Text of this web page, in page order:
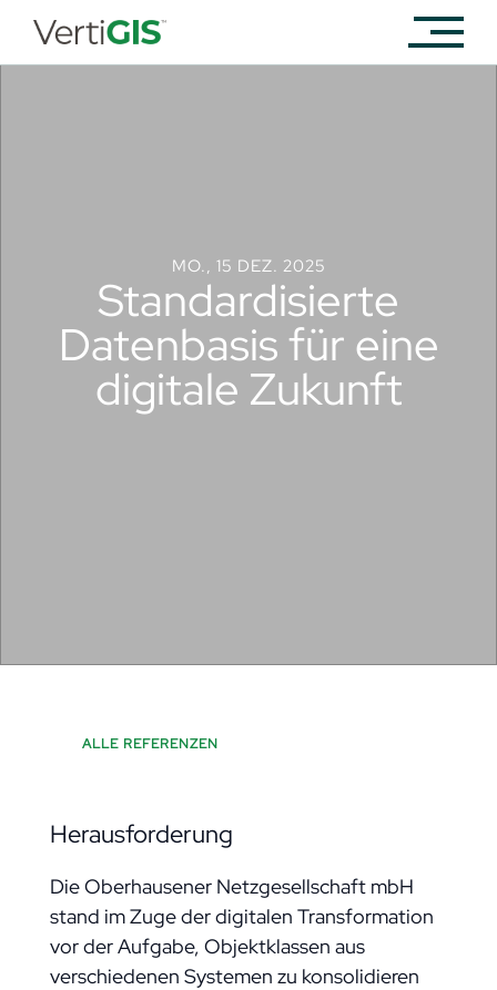
MO., 15 DEZ. 2025
Standardisierte
Datenbasis für eine
digitale Zukunft
ALLE REFERENZEN
Herausforderung
Die Oberhausener Netzgesellschaft mbH
stand im Zuge der digitalen Transformation
vor der Aufgabe, Objektklassen aus
verschiedenen Systemen zu konsolidieren